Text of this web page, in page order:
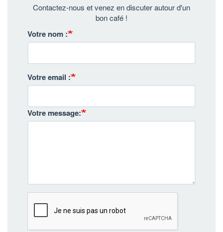
Contactez-nous et venez en discuter autour d'un
bon café !
Votre nom :
Votre email :
Votre message: